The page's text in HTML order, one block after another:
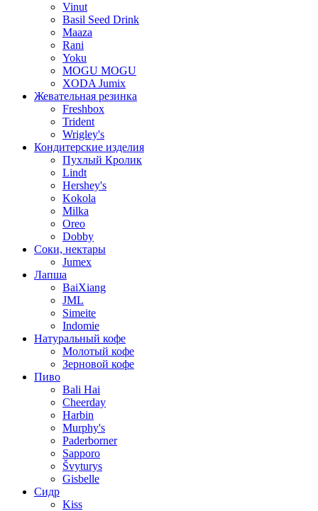
Vinut
Basil Seed Drink
Maaza
Rani
Yoku
MOGU MOGU
XODA Jumix
Жевательная резинка
Freshbox
Trident
Wrigley's
Кондитерские изделия
Пухлый Кролик
Lindt
Hershey's
Kokola
Milka
Oreo
Dobby
Соки, нектары
Jumex
Лапша
BaiXiang
JML
Simeite
Indomie
Натуральный кофе
Молотый кофе
Зерновой кофе
Пиво
Bali Hai
Cheerday
Harbin
Murphy's
Paderborner
Sapporo
Švyturys
Gisbelle
Сидр
Kiss